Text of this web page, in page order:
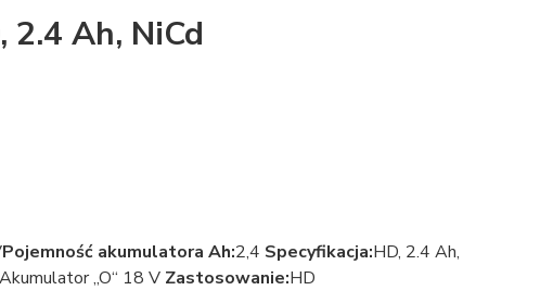
2.4 Ah, NiCd
Pojemność akumulatora Ah:2,4 Specyfikacja:HD, 2.4 Ah,
Akumulator „O“ 18 V Zastosowanie:HD